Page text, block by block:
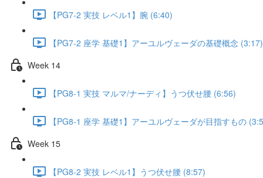
【PG7-2 実技 レベル1】腕 (6:40)
【PG7-2 座学 基礎1】アーユルヴェーダの基礎概念 (3:17)
Week 14
【PG8-1 実技 マルマ/ナーディ】うつ伏せ腰 (6:56)
【PG8-1 座学 基礎1】アーユルヴェーダが目指すもの
Week 15
【PG8-2 実技 レベル1】うつ伏せ腰 (8:57)